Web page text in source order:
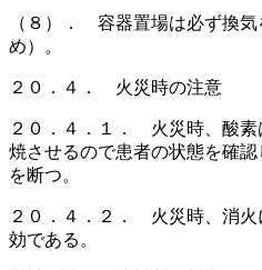
（８）． 容器置場は必ず換
め）。
２０．４． 火災時の注意
２０．４．１． 火災時、酸素
焼させるので患者の状態を確
を断つ。
２０．４．２． 火災時、消火
効である。